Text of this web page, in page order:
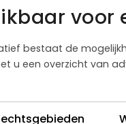
voor
bestaat de
een overzicht van